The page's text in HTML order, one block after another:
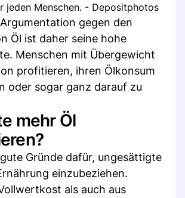
jeden Menschen. - Depositphotos
gegen den
Öl ist daher seine hohe
Menschen mit Übergewicht
profitieren, ihren Ölkonsum
oder sogar ganz darauf zu
mehr Öl
Gründe dafür, ungesättigte
einzubeziehen.
als auch aus